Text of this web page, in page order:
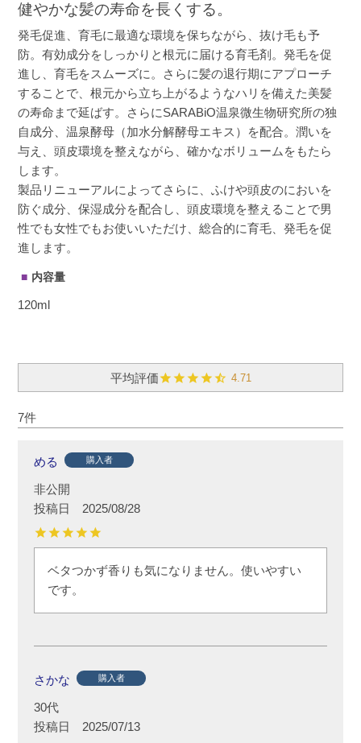
健やかな髪の寿命を長くする。
発毛促進、育毛に最適な環境を保ちながら、抜け毛も予
防。有効成分をしっかりと根元に届ける育毛剤。発毛を促
進し、育毛をスムーズに。さらに髪の退行期にアプローチ
することで、根元から立ち上がるようなハリを備えた美髪
の寿命まで延ばす。さらにSARABiO温泉微生物研究所の独
自成分、温泉酵母（加水分解酵母エキス）を配合。潤いを
与え、頭皮環境を整えながら、確かなボリュームをもたら
します。
製品リニューアルによってさらに、ふけや頭皮のにおいを
防ぐ成分、保湿成分を配合し、頭皮環境を整えることで男
性でも女性でもお使いいただけ、総合的に育毛、発毛を促
進します。
内容量
120ml
4.71
7
める 購入者
非公開
投稿日
2025/08/28
ベタつかず香りも気になりません。使いやすい
さかな 購入者
30代
投稿日
2025/07/13